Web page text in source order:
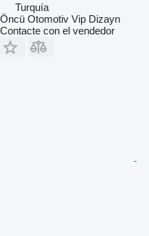
Turquía
Öncü Otomotiv Vip Dizayn
Contacte con el vendedor